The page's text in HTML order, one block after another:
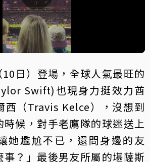
日）登場，全球人氣最旺的
Swift)也現身力挺效力酋
西（Travis Kelce），沒想到
時候，對手老鷹隊的球迷送上
她尷尬不已，還問身邊的友
事？」最後男友所屬的堪薩斯